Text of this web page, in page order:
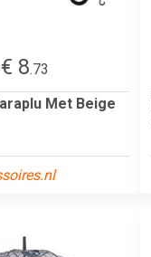
€ 8.73
Met Beige